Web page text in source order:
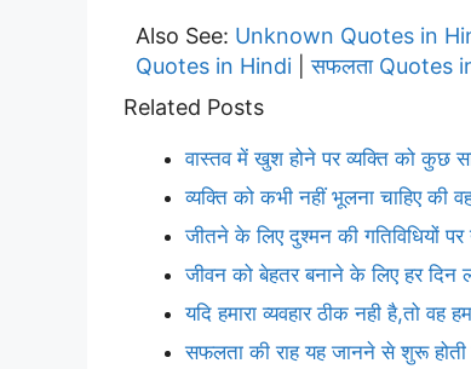
Also See: Unknown Quotes in
Quotes in Hindi |सफलता Quotes
Related Posts
वास्तव में खुश होने पर व्यक्ति को कुछ
व्यक्ति को कभी नहीं भूलना चाहिए की
जीतने के लिए दुश्मन की गतिविधियों
जीवन को बेहतर बनाने के लिए हर दिन
यदि हमारा व्यवहार ठीक नही है,तो वह
सफलता की राह यह जानने से शुरू होती